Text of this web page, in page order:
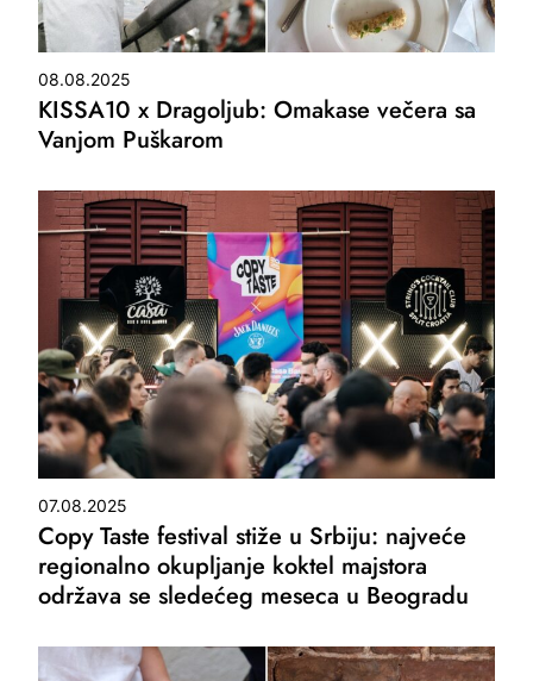
08.08.2025
KISSA10 x Dragoljub: Omakase večera sa
Vanjom Puškarom
07.08.2025
Copy Taste festival stiže u Srbiju: najveće
regionalno okupljanje koktel majstora
održava se sledećeg meseca u Beogradu